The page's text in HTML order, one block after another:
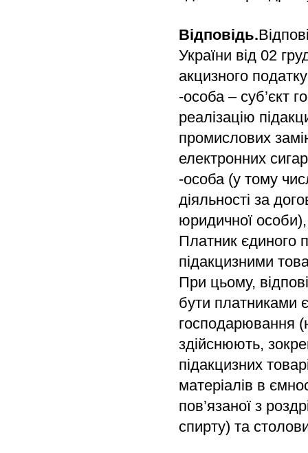
Відповідь.
України від 02
акцизного
-особа – суб’єкт
реалізацію
промислових
електронних
-особа (у тому
діяльності за
юридичної
Платник єдиного
підакцизними
При цьому,
бути платниками
господарювання
здійснюють,
підакцизних
матеріалів в
пов’язаної з
спирту) та